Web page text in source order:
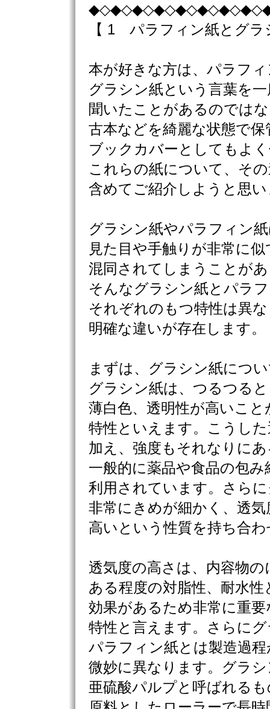
【 1 パラフィン紙とグラ
本が好きな方は、パラフ
グラシン紙という言葉を
聞いたことがあるのでは
古本などを綺麗な状態で
ブックカバーとしてもよ
これらの紙について、そ
含めてご紹介しようと思
グラシン紙やパラフィン
見た目や手触りが非常に
混同されてしまうことが
そんなグラシン紙とパラ
それぞれのもつ特性は異
明確な違いが存在します。
まずは、グラシン紙につ
グラシン紙は、つるつる
薄白色、透明性が高いこと
特性といえます。こうし
加え、強度もそれなりに
一般的に薬品や食品の包み
利用されています。さら
非常にきめが細かく、透気
高いという性質を持ち合
透気度の高さは、内容物
ある程度の対脂性、耐水性
効果があるため非常に重要
特性と言えます。さらに
パラフィン紙とは製造過程
微妙に異なります。グラ
亜硫酸パルプと呼ばれる